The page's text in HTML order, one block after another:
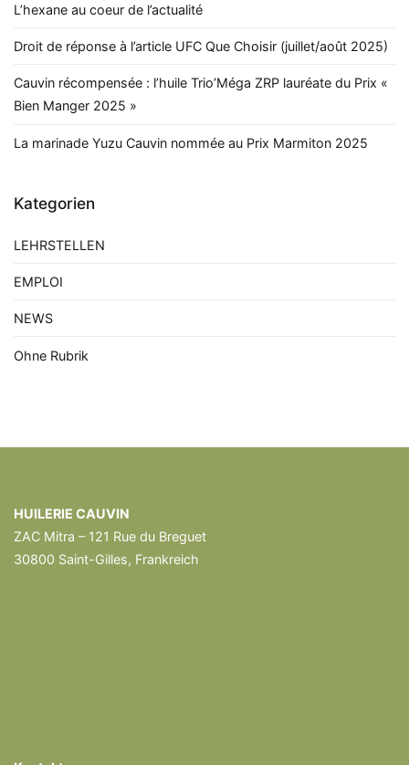
L’hexane au coeur de l’actualité
Droit de réponse à l’article UFC Que Choisir (juillet/août 2025)
Cauvin récompensée : l’huile Trio’Méga ZRP lauréate du Prix «
Bien Manger 2025 »
La marinade Yuzu Cauvin nommée au Prix Marmiton 2025
Kategorien
LEHRSTELLEN
EMPLOI
NEWS
Ohne Rubrik
HUILERIE CAUVIN
ZAC Mitra – 121 Rue du Breguet
30800 Saint-Gilles, Frankreich